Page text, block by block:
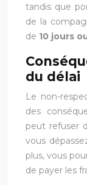
tandis que
de la
de 10 jours
du délai
Le non-
des
peut refuser
vous
plus, vous
de payer les